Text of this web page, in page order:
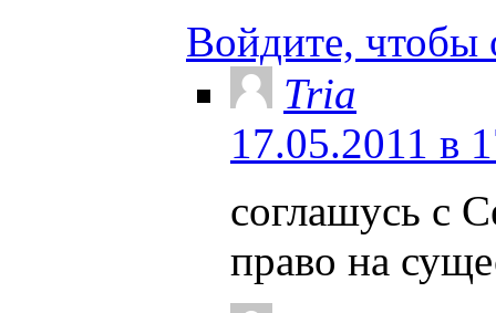
Войдите, чтобы
Tria
17.05.2011 в
соглашусь с
право на